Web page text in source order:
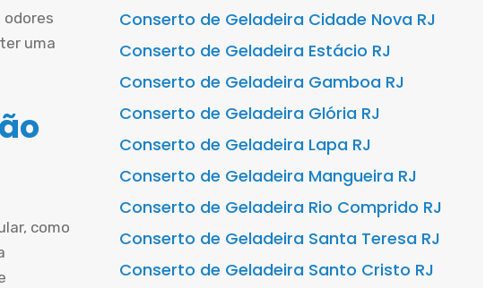
odores
uma
como
Conserto de Geladeira Cidade Nova RJ
Conserto de Geladeira Estácio RJ
Conserto de Geladeira Gamboa RJ
Conserto de Geladeira Glória RJ
Conserto de Geladeira Lapa RJ
Conserto de Geladeira Mangueira RJ
Conserto de Geladeira Rio Comprido RJ
Conserto de Geladeira Santa Teresa RJ
Conserto de Geladeira Santo Cristo RJ